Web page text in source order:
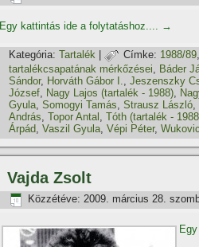
Egy kattintás ide a folytatáshoz.... →
Kategória: Tartalék Címke: 1988/89,
tartalékcsapatának mérkőzései, Báder
Sándor, Horváth Gábor I., Jeszenszky
József, Nagy Lajos (tartalék - 1988),
Gyula, Somogyi Tamás, Strausz László,
András, Topor Antal , Tóth (tartalék -
Árpád, Vaszil Gyula, Vépi Péter,
Vajda Zsolt
Közzétéve: 2009. március 28.